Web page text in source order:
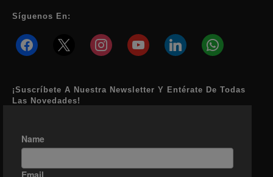
Síguenos En:
facebook instagramyoutube linkedin whatsapp
¡Suscríbete A Nuestra Newsletter Y Entérate De Todas
Las Novedades!